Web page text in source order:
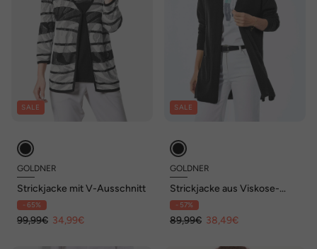
SALE
GOLDNER
Strickjacke mit V-Ausschnitt
- 65%
99,99€ 34,99€
SALE
GOLDNER
Strickjacke aus Viskose-
Baumwoll-Mix
- 57%
89,99€ 38,49€